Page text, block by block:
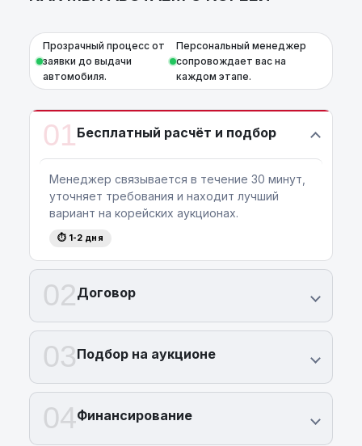
Прозрачный процесс от
заявки до выдачи
автомобиля.
Персональный менеджер
сопровождает вас на
каждом этапе.
01Бесплатный расчёт и подбор
Менеджер связывается в течение 30 минут,
уточняет требования и находит лучший
вариант на корейских аукционах.
⏱ 1-2 дня
02Договор
03Подбор на аукционе
04Финансирование